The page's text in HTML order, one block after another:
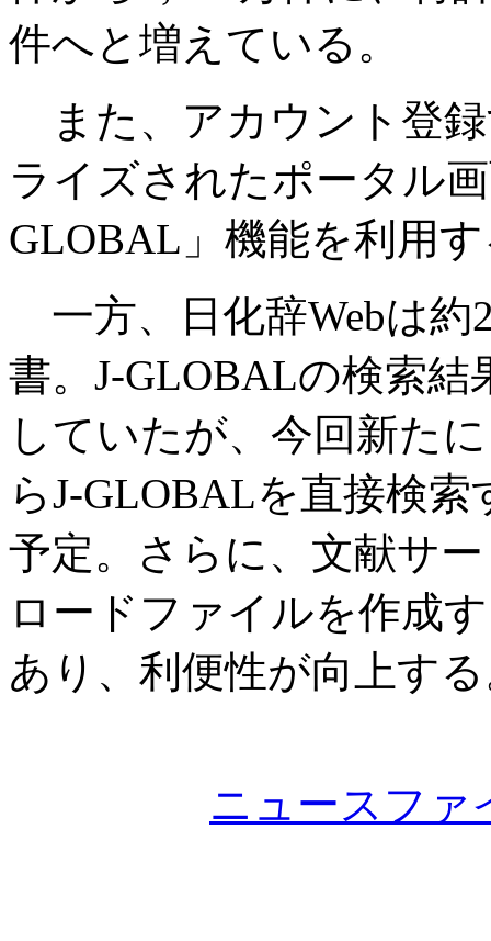
件へと増えている。
また、アカウント登
ライズされたポータル
GLOBAL」機能を利用
一方、日化辞Webは約
書。J-GLOBALの検索
していたが、今回新た
らJ-GLOBALを直接検
予定。さらに、文献サ
ロードファイルを作成
あり、利便性が向上す
ニュースファ